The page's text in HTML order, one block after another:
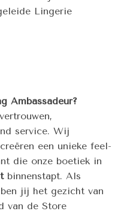
Lingerie
Ambassadeur?
service. Wij
een unieke feel-
die onze boetiek in
binnenstapt. Als
jij het gezicht van
van de Store